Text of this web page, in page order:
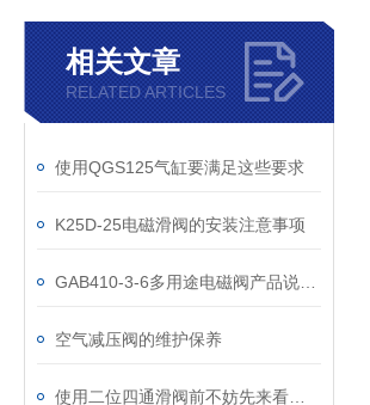
相关文章
RELATED ARTICLES
使用QGS125气缸要满足这些要求
K25D-25电磁滑阀的安装注意事项
空气减压阀的维护保养